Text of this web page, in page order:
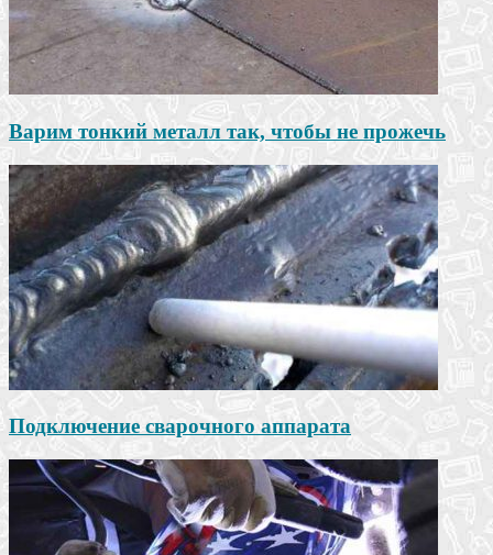
Варим тонкий металл так, чтобы не прожечь
Подключение сварочного аппарата